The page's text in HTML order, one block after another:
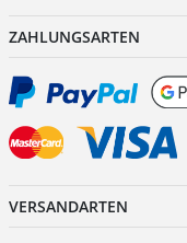
ZAHLUNGSARTEN
VERSANDARTEN